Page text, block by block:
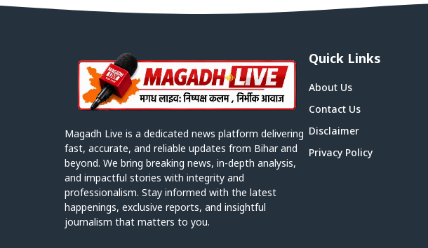
Magadh Live is a dedicated news platform delivering
fast, accurate, and reliable updates from Bihar and
beyond. We bring breaking news, in-depth analysis,
and impactful stories with integrity and
professionalism. Stay informed with the latest
happenings, exclusive reports, and insightful
journalism that matters to you.
Quick Links
About Us
Contact Us
Disclaimer
Privacy Policy